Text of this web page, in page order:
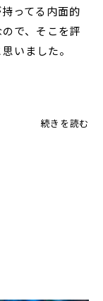
ってる内面的
で、そこを評
いました。
続きを読む